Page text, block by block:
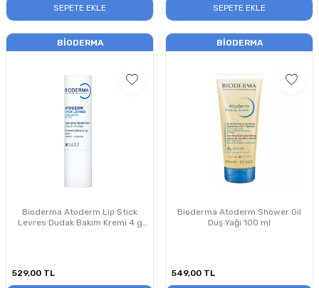
SEPETE EKLE SEPETE EKLE
BIODERMA
Bioderma Atoderm Lip Stick
Levres Dudak Bakım Kremi 4 g
529,00 TL
BIODERMA
Bioderma Atoderm Shower Oil
Duş Yağı 100 ml
549,00 TL